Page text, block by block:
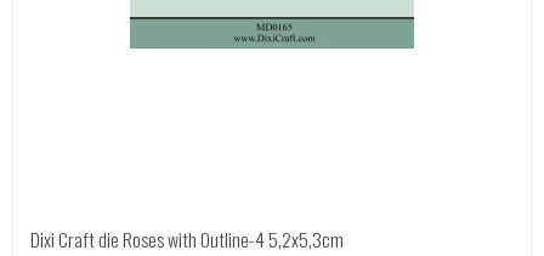
Dixi Craft die Roses with Outline-4 5,2x5,3cm